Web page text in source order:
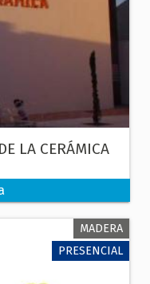
LA CERÁMICA
MADERA
PRESENCIAL